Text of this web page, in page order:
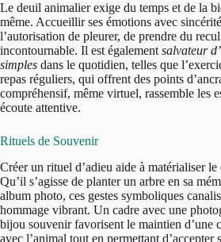
Le deuil animalier exige du temps et de la
même. Accueillir ses émotions avec
l’autorisation de pleurer, de prendre du
incontournable. Il est également salvateur
simples dans le quotidien, telles que
repas réguliers, qui offrent des points
compréhensif, même virtuel, rassemble les
écoute attentive.
Rituels de Souvenir
Créer un rituel d’adieu aide à matérialiser
Qu’il s’agisse de planter un arbre en sa
album photo, ces gestes symboliques
hommage vibrant. Un cadre avec une
bijou souvenir favorisent le maintien d’une
avec l’animal tout en permettant d’accepter